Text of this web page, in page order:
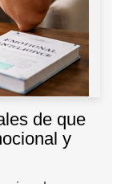
de que
y